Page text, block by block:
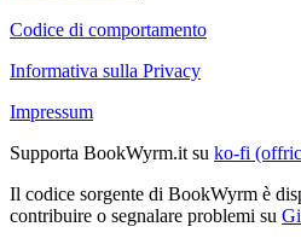
Codice di comportamento
Informativa sulla Privacy
Impressum
Supporta BookWyrm.it su ko-fi
Il codice sorgente di BookWyrm è
contribuire o segnalare problemi su